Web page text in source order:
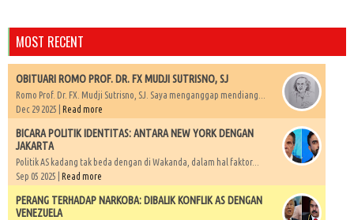
MOST RECENT
OBITUARI ROMO PROF. DR. FX MUDJI SUTRISNO, SJ
Romo Prof. Dr. FX. Mudji Sutrisno, SJ. Saya menganggap mendiang...
Dec 29 2025 | Read more
BICARA POLITIK IDENTITAS: ANTARA NEW YORK DENGAN
JAKARTA
Politik AS kadang tak beda dengan di Wakanda, dalam hal faktor...
Sep 05 2025 | Read more
PERANG TERHADAP NARKOBA: DIBALIK KONFLIK AS DENGAN
VENEZUELA